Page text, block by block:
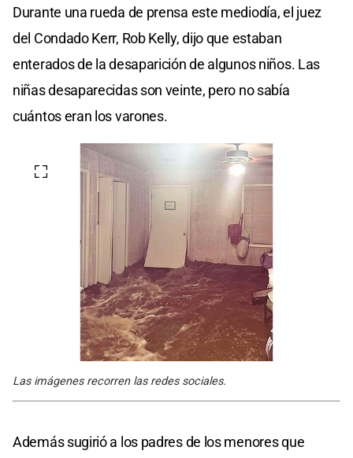
Durante una rueda de prensa este mediodía, el juez
del Condado Kerr, Rob Kelly, dijo que estaban
enterados de la desaparición de algunos niños. Las
niñas desaparecidas son veinte, pero no sabía
cuántos eran los varones.
Las imágenes recorren las redes sociales.
Además sugirió a los padres de los menores que